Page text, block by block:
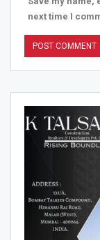
next time I